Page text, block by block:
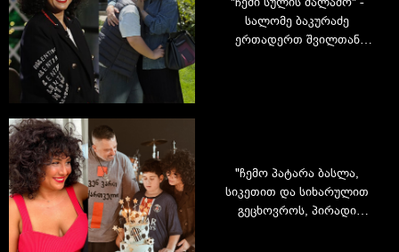
სალომე ბაკურაძე
ერთადერთ შვილთან
"ჩემო პატარა ბასლა,
სიკეთით და სიხარულით
გეცხოვროს, პირადი